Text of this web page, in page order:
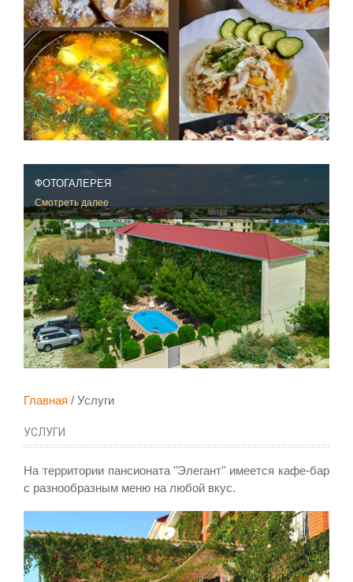
ФОТОГАЛЕРЕЯ
Смотреть далее
Главная Услуги
УСЛУГИ
На территории пансионата "Элегант" имеется кафе-бар
с разнообразным меню на любой вкус.